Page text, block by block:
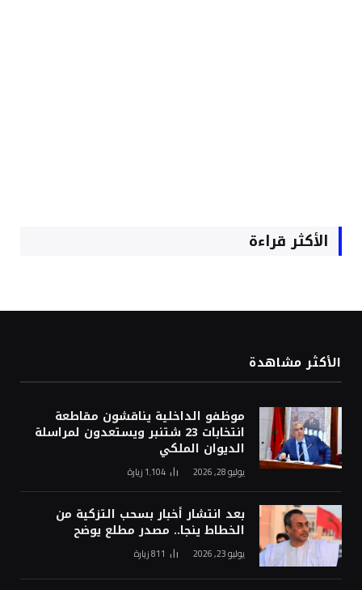
الأكثر قراءة
الأكثر مشاهدة
موظفو الداخلية يناقشون مقاطعة
انتخابات 23 شتنبر ويستعدون لمراسلة
الديوان الملكي
يوليو 28, 2026 1٬104 زيارة
بعد انتشار أخبار بسحب التزكية من
الخطاط ينجا.. مصدر مطلع يوضح
يوليو 23, 2026 811زيارة